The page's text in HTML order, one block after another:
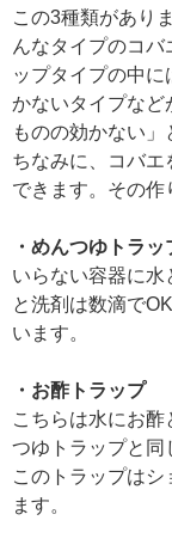
この3種類があり
んなタイプのコ
ップタイプの中
かないタイプなど
ものの効かない」
ちなみに、コバ
できます。その作
・めんつゆトラッ
いらない容器に水
と洗剤は数滴で
います。
・お酢トラップ
こちらは水にお
つゆトラップと同
このトラップは
ます。